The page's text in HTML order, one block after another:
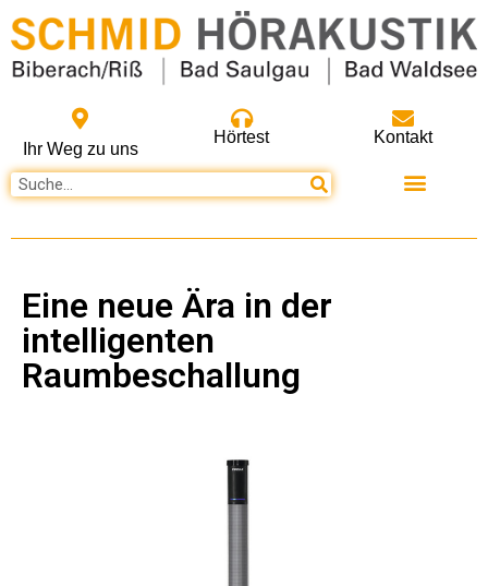
Ihr Weg zu uns
Hörtest Kontakt
Eine neue Ära in der
intelligenten
Raumbeschallung